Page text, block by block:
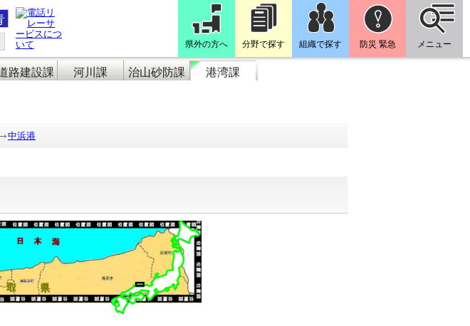
県外の方へ 分野で探す 組織で探す 防災 緊急 メニュー
路建設課 河川課 治山砂防課 港湾課
中浜港